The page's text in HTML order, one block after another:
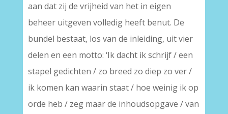
aan dat zij de vrijheid van het in eigen
beheer uitgeven volledig heeft benut. De
bundel bestaat, los van de inleiding, uit vier
delen en een motto: ‘Ik dacht ik schrijf / een
stapel gedichten / zo breed zo diep zo ver /
ik komen kan waarin staat / hoe weinig ik op
orde heb / zeg maar de inhoudsopgave / van